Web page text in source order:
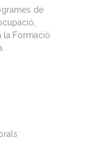
de
la Formació